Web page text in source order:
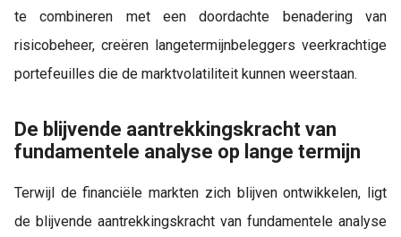
te combineren met een doordachte benadering van
risicobeheer, creëren langetermijnbeleggers veerkrachtige
portefeuilles die de marktvolatiliteit kunnen weerstaan.
De blijvende aantrekkingskracht van
fundamentele analyse op lange termijn
Terwijl de financiële markten zich blijven ontwikkelen, ligt
de blijvende aantrekkingskracht van fundamentele analyse